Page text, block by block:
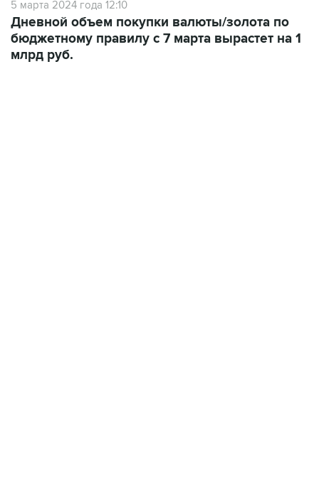
бюджетному правилу с 7 марта вырастет на 1
млрд руб.